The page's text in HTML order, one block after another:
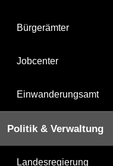
Bürgerämter
Jobcenter
Einwanderungsamt
Politik & Verwaltung
Landesregierung